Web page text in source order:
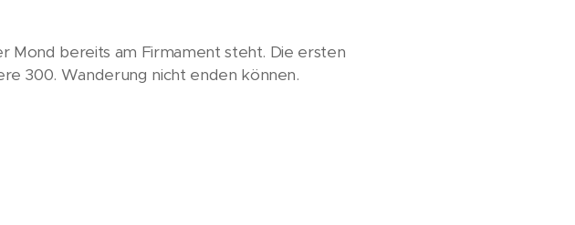
Mond bereits am Firmament steht. Die ersten
300. Wanderung nicht enden können.